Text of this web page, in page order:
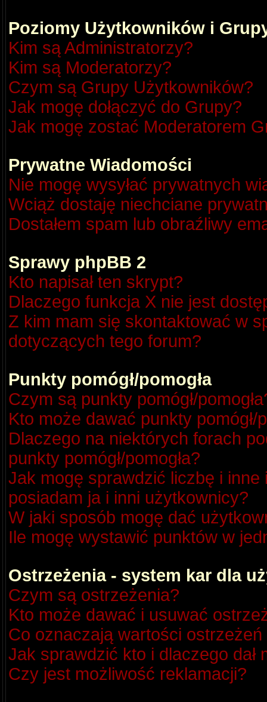
Poziomy Użytkowników i
Kim są Administratorzy?
Kim są Moderatorzy?
Czym są Grupy Użytkowników?
Jak mogę dołączyć do Grupy?
Jak mogę zostać Moderatorem
Prywatne Wiadomości
Nie mogę wysyłać prywatnych
Wciąż dostaję niechciane
Dostałem spam lub obraźliwy
Sprawy phpBB 2
Kto napisał ten skrypt?
Dlaczego funkcja X nie jest
Z kim mam się skontaktować w
dotyczących tego forum?
Punkty pomógł/pomogła
Czym są punkty pomógł/
Kto może dawać punkty pomógł/
Dlaczego na niektórych forach
punkty pomógł/pomogła?
Jak mogę sprawdzić liczbę i
posiadam ja i inni użytkownicy?
W jaki sposób mogę dać
Ile mogę wystawić punktów w
Ostrzeżenia - system kar dla
Czym są ostrzeżenia?
Kto może dawać i usuwać
Co oznaczają wartości
Jak sprawdzić kto i dlaczego dał
Czy jest możliwość reklamacji?